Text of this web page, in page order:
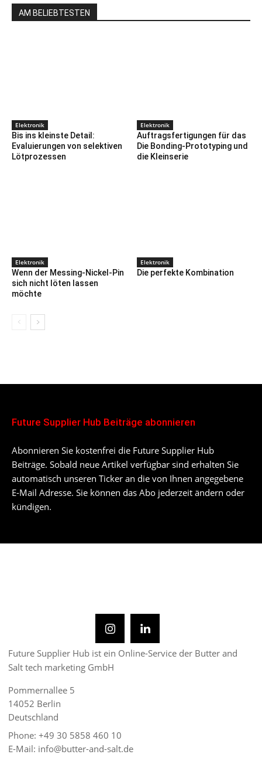
AM BELIEBTESTEN
Elektronik
Bis ins kleinste Detail:
Evaluierungen von selektiven
Lötprozessen
Elektronik
Auftragsfertigungen für das
Die Bonding-Prototyping und
die Kleinserie
Elektronik
Wenn der Messing-Nickel-Pin
sich nicht löten lassen
möchte
Elektronik
Die perfekte Kombination
Future Supplier Hub Beiträge abonnieren
Abonnieren Sie kostenfrei die Future Supplier Hub
Beiträge. Sobald neue Artikel verfügbar sind erhalten Sie
automatisch unseren Ticker an die von Ihnen angegebene
E-Mail Adresse. Sie können das Abo jederzeit ändern oder
kündigen.
Future Supplier Hub ist ein Online-Service der Butter and
Salt tech marketing GmbH
14052 Berlin
Deutschland
Phone: +49 30 5858 460 10
E-Mail: info@butter-and-salt.de